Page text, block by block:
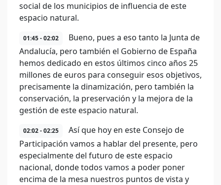
social de los municipios de influencia de este
espacio natural.
01:45 - 02:02
Bueno, pues a eso tanto la Junta de
Andalucía, pero también el Gobierno de España
hemos dedicado en estos últimos cinco años 25
millones de euros para conseguir esos objetivos,
precisamente la dinamización, pero también la
conservación, la preservación y la mejora de la
gestión de este espacio natural.
02:02 - 02:25
Así que hoy en este Consejo de
Participación vamos a hablar del presente, pero
especialmente del futuro de este espacio
nacional, donde todos vamos a poder poner
encima de la mesa nuestros puntos de vista y